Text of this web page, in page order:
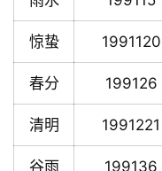
惊蛰 1991120
春分 199126
清明 1991221
谷雨 199136